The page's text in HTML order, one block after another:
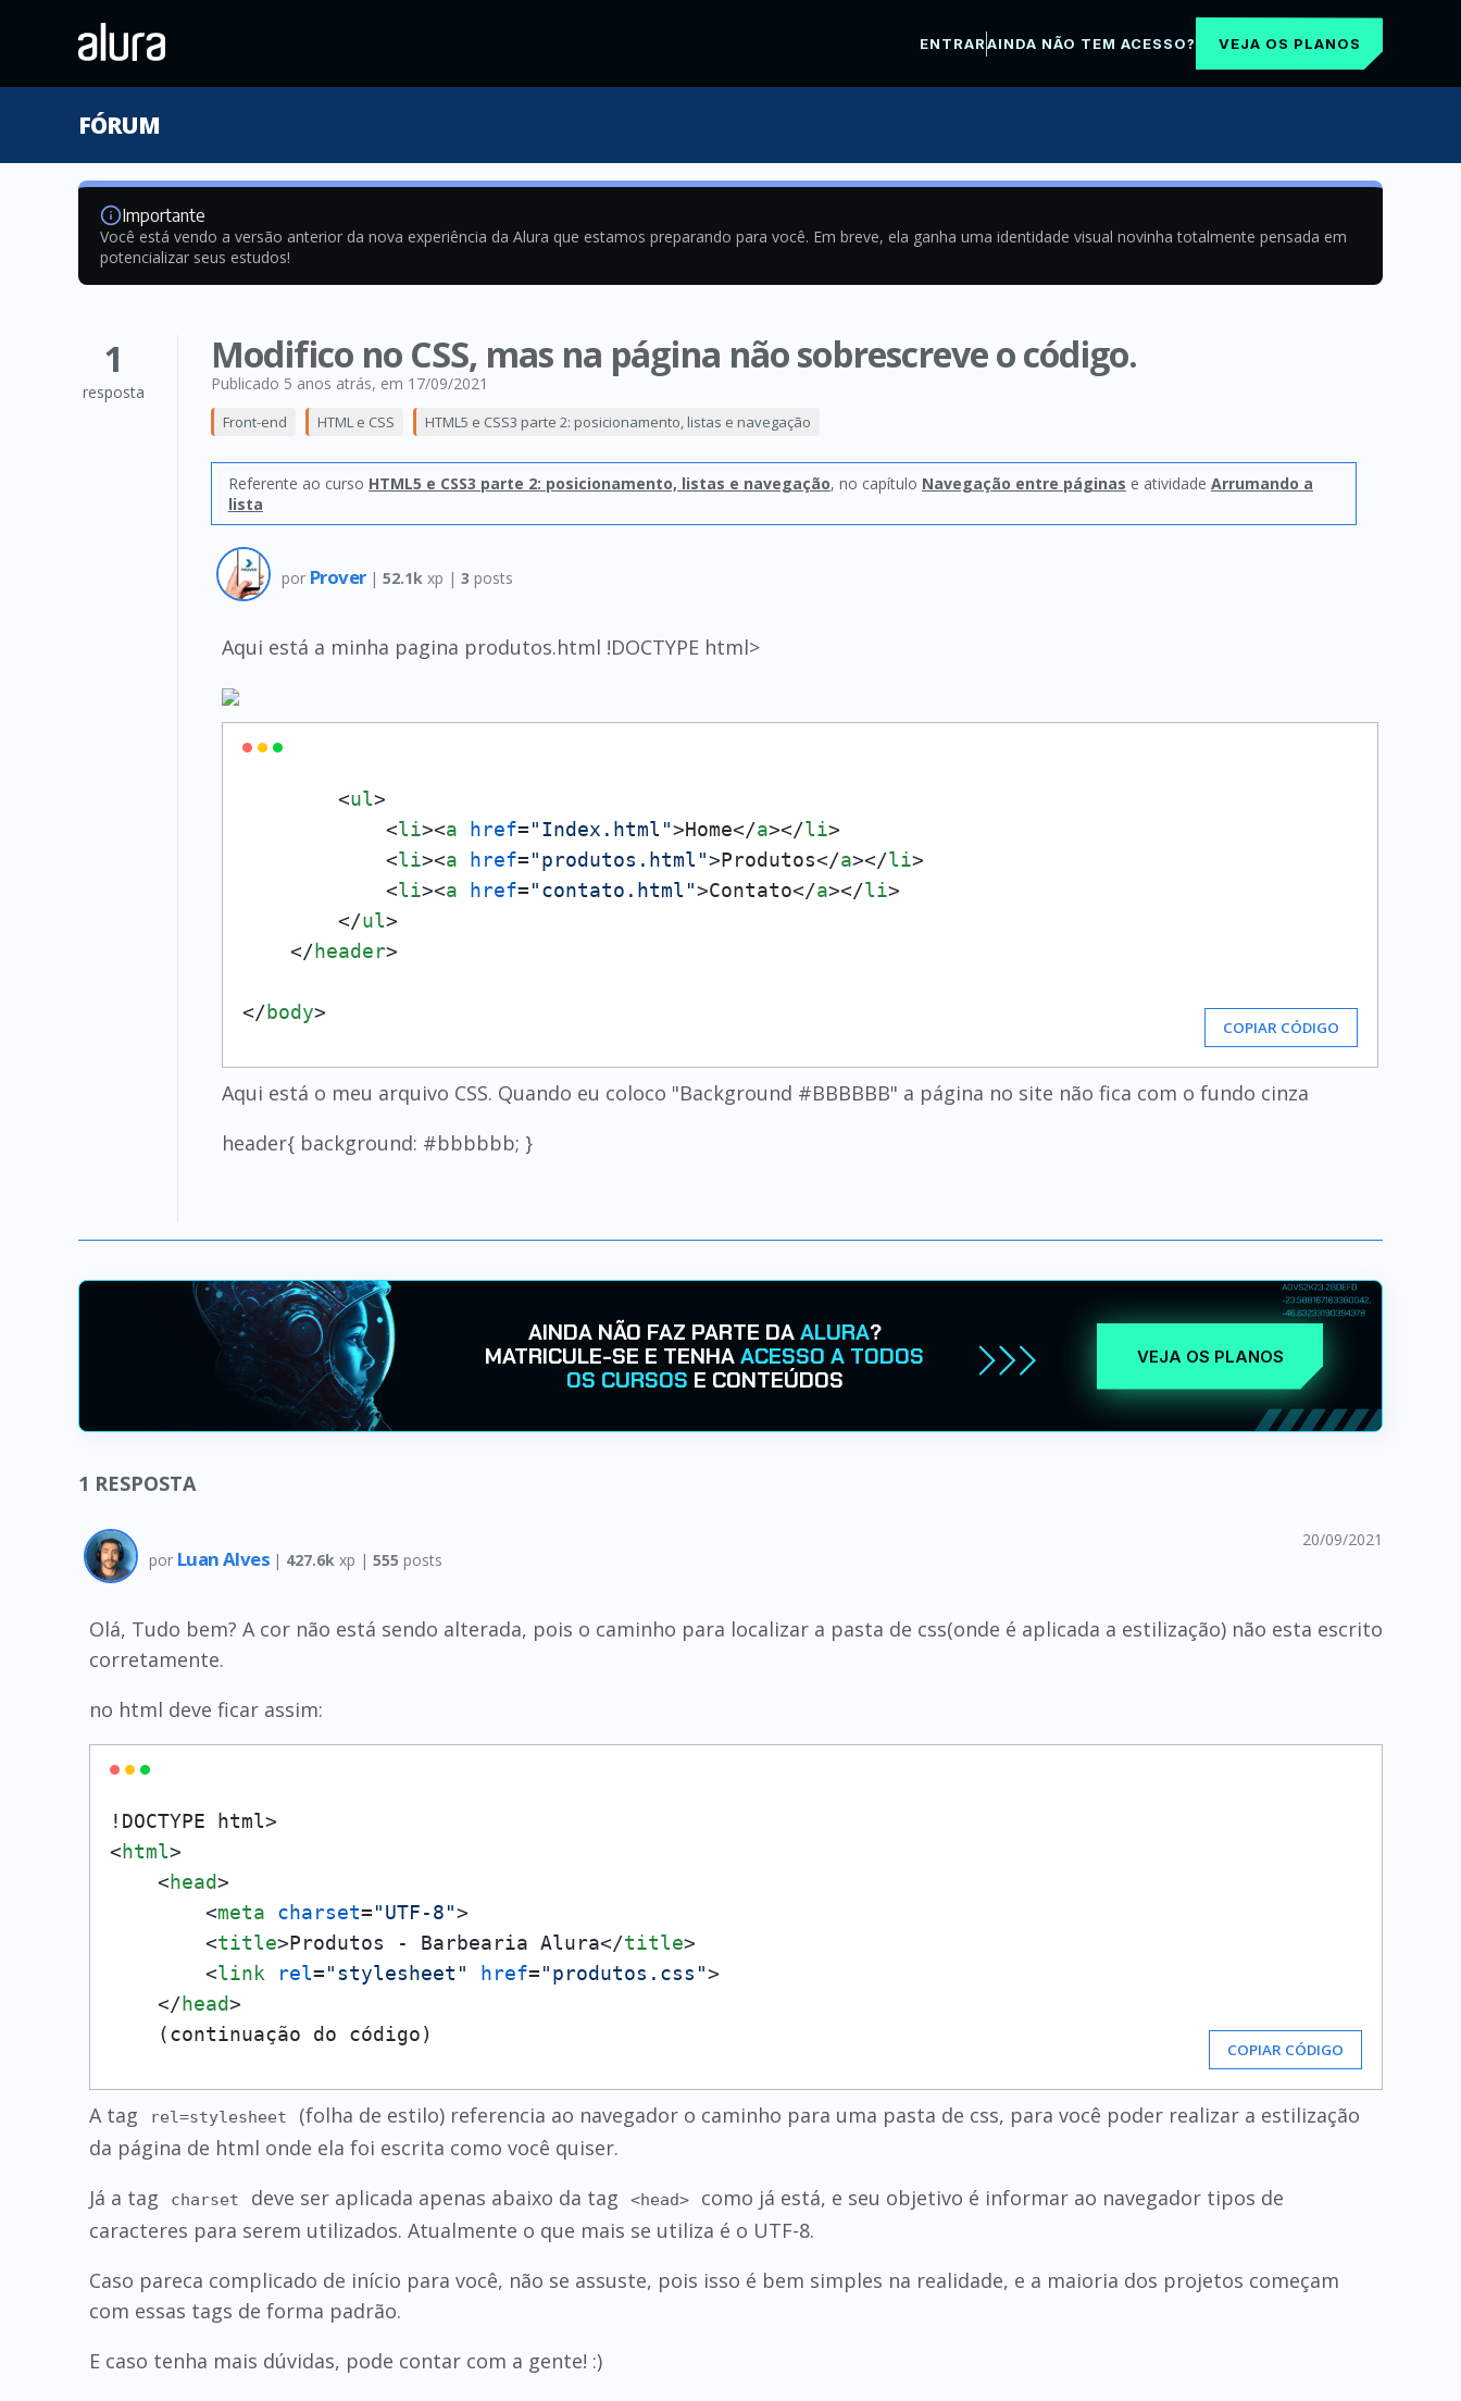
ENTRARAINDA NÃO TEM ACESSO? VEJA OS PLANOS
FÓRUM
Importante
Você está vendo a versão anterior da nova experiência da Alura que estamos preparando para você. Em breve, ela ganha uma identidade visual novinha totalmente pensada em
potencializar seus estudos!
1
resposta
Modifico no CSS, mas na página não sobrescreve o código.
Publicado 5 anos atrás, em 17/09/2021
Front-end HTML e CSS HTML5 e CSS3 parte 2: posicionamento, listas e navegação
Referente ao curso HTML5 e CSS3 parte 2: posicionamento, listas e navegação, no capítulo Navegação entre páginas e atividade Arrumando a
lista
por Prover | 52.1k xp | 3 posts
Aqui está a minha pagina produtos.html !DOCTYPE html>
<ul>
<li><a href="Index.html">Home</a></li>
<li><a href="produtos.html">Produtos</a></li>
<li><a href="contato.html">Contato</a></li>
</ul>
</header>
</body>
COPIAR CÓDIGO
Aqui está o meu arquivo CSS. Quando eu coloco "Background #BBBBBB" a página no site não fica com o fundo cinza
header{ background: #bbbbbb; }
AINDA NÃO FAZ PARTE DAALURA?
MATRICULE-SE E TENHAACESSO A TODOS
OS CURSOS E CONTEÚDOS
VEJA OS PLANOS
1 RESPOSTA
por Luan Alves | 427.6k xp |555 posts
20/09/2021
Olá, Tudo bem? A cor não está sendo alterada, pois o caminho para localizar a pasta de css(onde é aplicada a estilização) não esta escrito
corretamente.
no html deve ficar assim:
<html>
<head>
<meta charset="UTF-8">
<title>Produtos - Barbearia Alura</title>
<link rel="stylesheet" href="produtos.css">
</head>
    (continuação do código)
COPIAR CÓDIGO
A tag rel=stylesheet
(folha de estilo) referencia ao navegador o caminho para uma pasta de css, para você poder realizar a estilização
da página de html onde ela foi escrita como você quiser.
Já a tag
charset deve ser aplicada apenas abaixo da tag <head>
como já está, e seu objetivo é informar ao navegador tipos de
caracteres para serem utilizados. Atualmente o que mais se utiliza é o UTF-8.
Caso pareca complicado de início para você, não se assuste, pois isso é bem simples na realidade, e a maioria dos projetos começam
com essas tags de forma padrão.
E caso tenha mais dúvidas, pode contar com a gente! :)